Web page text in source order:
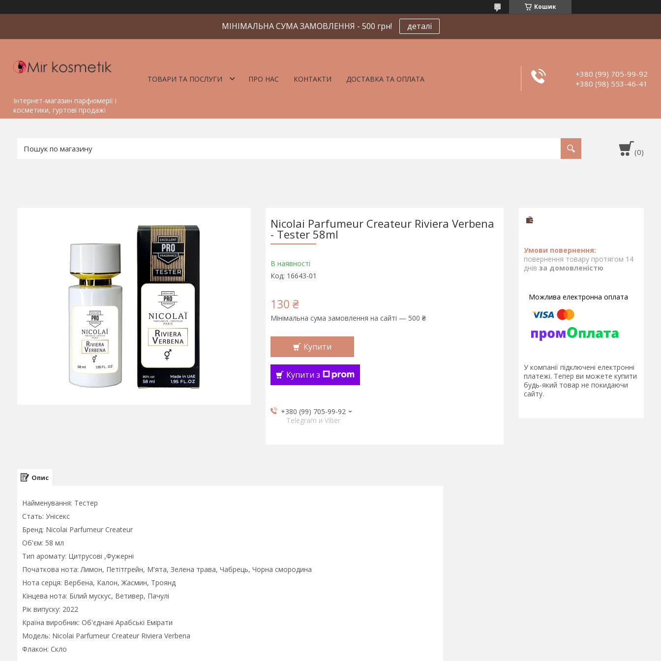
Кошик
МІНІМАЛЬНА СУМА ЗАМОВЛЕННЯ - 500 грн! деталі
Інтернет-магазин парфюмерії і
косметики, гуртові продажі
ТОВАРИ ТА ПОСЛУГИ ПРО НАС КОНТАКТИ ДОСТАВКА ТА ОПЛАТА
+380 (99) 705-99-92
+380 (98) 553-46-41
Nicolai Parfumeur Createur Riviera Verbena
- Tester 58ml
В наявності
Код: 16643-01
130 ₴
Мінімальна сума замовлення на сайті — 500 ₴
Купити
Купити з
+380 (99) 705-99-92
Telegram и Viber
повернення товару протягом 14
днів за домовленістю
У компанії підключені електронні
платежі. Тепер ви можете купити
будь-який товар не покидаючи
сайту.
Опис
Найменування: Тестер
Стать: Унісекс
Бренд: Nicolai Parfumeur Createur
Об'єм: 58 мл
Тип аромату: Цитрусові ,Фужерні
Початкова нота: Лимон, Петітгрейн, М'ята, Зелена трава, Чабрець, Чорна смородина
Нота серця: Вербена, Калон, Жасмин, Троянд
Кінцева нота: Білий мускус, Ветивер, Пачулі
Рік випуску: 2022
Країна виробник: Об'єднані Арабські Емірати
Модель: Nicolai Parfumeur Createur Riviera Verbena
Флакон: Скло